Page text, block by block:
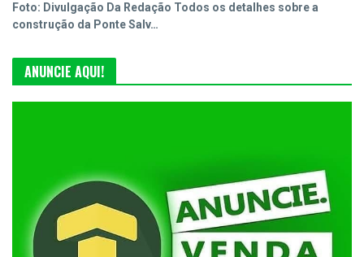
Foto: Divulgação Da Redação Todos os detalhes sobre a
construção da Ponte Salv…
ANUNCIE AQUI!